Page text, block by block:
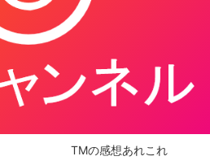
TMの感想あれこれ